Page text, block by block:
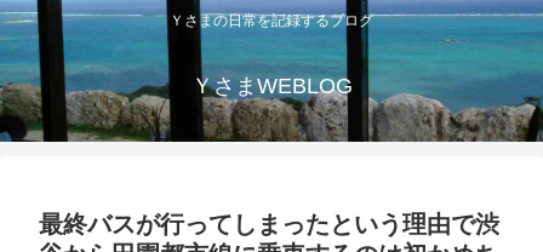
Ｙさまの日常を記録するブログ
ＹさまWEBLOG
最終バスが行ってしまったという理由で渋